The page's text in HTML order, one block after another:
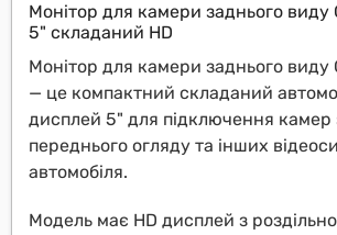
Монітор для камери заднього виду
5" складаний HD
Монітор для камери заднього виду
— це компактний складаний
дисплей 5" для підключення камер
переднього огляду та інших
автомобіля.
Модель має HD дисплей з